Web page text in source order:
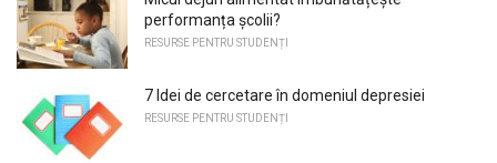
performanța școlii?
RESURSE PENTRU STUDENȚI
7 Idei de cercetare în domeniul depresiei
RESURSE PENTRU STUDENȚI